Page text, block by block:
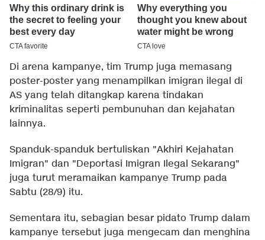
Di arena kampanye, tim Trump juga memasang
poster-poster yang menampilkan imigran ilegal di
AS yang telah ditangkap karena tindakan
kriminalitas seperti pembunuhan dan kejahatan
lainnya.
Spanduk-spanduk bertuliskan "Akhiri Kejahatan
Imigran" dan "Deportasi Imigran Ilegal Sekarang"
juga turut meramaikan kampanye Trump pada
Sabtu (28/9) itu.
Sementara itu, sebagian besar pidato Trump dalam
kampanye tersebut juga mengecam dan menghina